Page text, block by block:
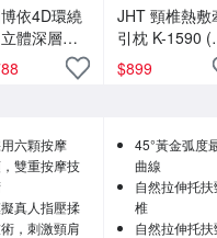
依4D環繞
體深層按
153
JHT 頸椎熱敷
引枕 K-1590 (
頭族救星/頸
展/肩頸按摩/5
$899
六顆按摩
雙重按摩技
真人指壓揉
，刺激頸肩
45°黃金弧度
曲線
自然拉伸托扶
椎
自然拉伸托扶